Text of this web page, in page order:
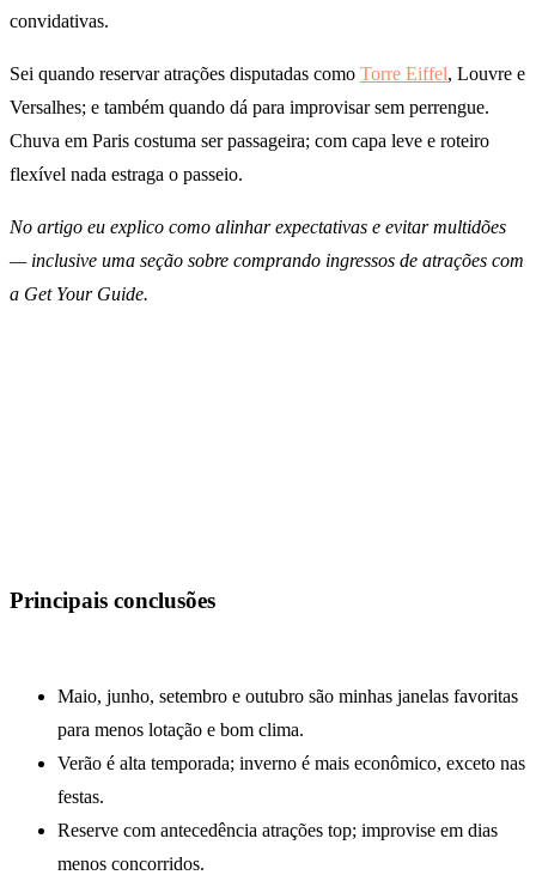
convidativas.
Sei quando reservar atrações disputadas como Torre Eiffel, Louvre e
Versalhes; e também quando dá para improvisar sem perrengue.
Chuva em Paris costuma ser passageira; com capa leve e roteiro
flexível nada estraga o passeio.
No artigo eu explico como alinhar expectativas e evitar multidões
— inclusive uma seção sobre comprando ingressos de atrações com
a Get Your Guide.
Principais conclusões
Maio, junho, setembro e outubro são minhas janelas favoritas
para menos lotação e bom clima.
Verão é alta temporada; inverno é mais econômico, exceto nas
festas.
Reserve com antecedência atrações top; improvise em dias
menos concorridos.